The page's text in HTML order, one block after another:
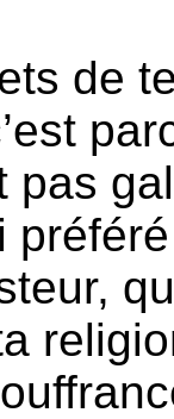
de
pas